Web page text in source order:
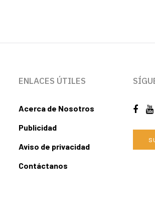
ENLACES ÚTILES
Acerca de Nosotros
Publicidad
Aviso de privacidad
Contáctanos